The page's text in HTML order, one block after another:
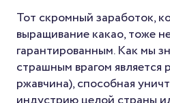
Тот скромный заработок,
выращивание какао, тоже
гарантированным. Как мы
страшным врагом является
ржавчина), способная